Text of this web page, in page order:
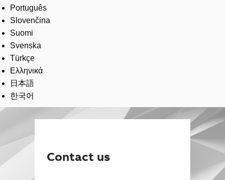
Português
Slovenčina
Suomi
Svenska
Türkçe
Ελληνικά
日本語
한국어
Contact us